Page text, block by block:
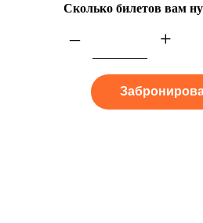
Сколько билетов вам
– +